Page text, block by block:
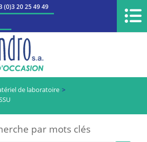
(0)3 20 25 49 49
de laboratoire
par mots clés